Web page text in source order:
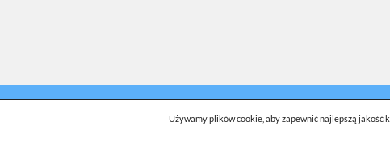
Używamy plików cookie, aby zapewnić najlepszą jakość